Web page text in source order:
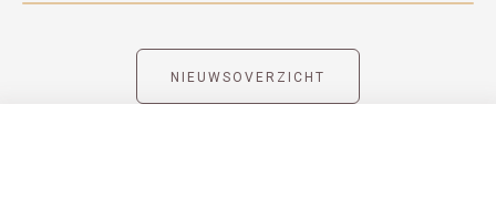
NIEUWSOVERZICHT